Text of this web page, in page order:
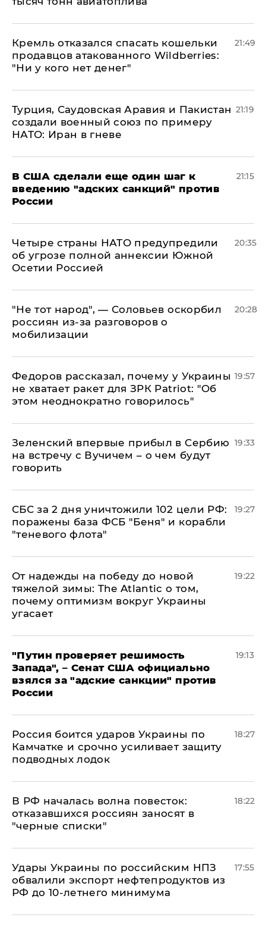
Кремль отказался спасать кошельки
продавцов атакованного Wildberries:
"Ни у кого нет денег"
21:49
Турция, Саудовская Аравия и Пакистан
создали военный союз по примеру
НАТО: Иран в гневе
21:19
В США сделали еще один шаг к
введению "адских санкций" против
России
21:15
Четыре страны НАТО предупредили
об угрозе полной аннексии Южной
Осетии Россией
20:35
​"Не тот народ", — Соловьев оскорбил
россиян из-за разговоров о
мобилизации
20:28
Федоров рассказал, почему у Украины
не хватает ракет для ЗРК Patriot: "Об
этом неоднократно говорилось"
19:57
Зеленский впервые прибыл в Сербию
на встречу с Вучичем – о чем будут
говорить
19:33
СБС за 2 дня уничтожили 102 цели РФ:
поражены база ФСБ "Беня" и корабли
"теневого флота"
19:27
От надежды на победу до новой
тяжелой зимы: The Atlantic о том,
почему оптимизм вокруг Украины
угасает
19:22
"Путин проверяет решимость
Запада", – Сенат США официально
взялся за "адские санкции" против
России
19:13
Россия боится ударов Украины по
Камчатке и срочно усиливает защиту
подводных лодок
18:27
​В РФ началась волна повесток:
отказавшихся россиян заносят в
"черные списки"
18:22
Удары Украины по российским НПЗ
обвалили экспорт нефтепродуктов из
РФ до 10-летнего минимума
17:55